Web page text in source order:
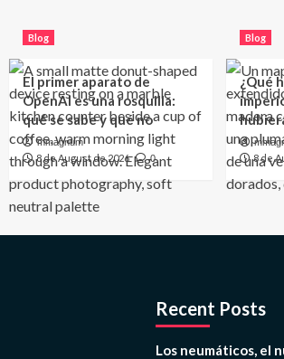
Blog
El primer aparato de
OpenAI es una rosquilla:
qué se sabe y qué no
mmagnum
8 de August de 2026 0
Blog
¿Qué
8 de
Recent Posts
Los neumáticos, el